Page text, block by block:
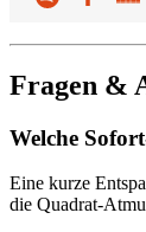
Fragen &
Welche
Eine kurze
die Quadrat-